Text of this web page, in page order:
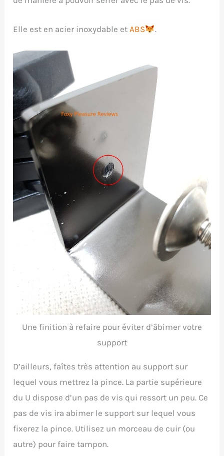
Elle est en acier inoxydable etABS .
Une finition à refaire pour éviter d’âbimer votre
support
D’ailleurs, faîtes très attention au support sur
lequel vous mettrez la pince. La partie supérieure
du U dispose d’un pas de vis qui ressort un peu. Ce
pas de vis ira abimer le support sur lequel vous
fixerez la pince. Utilisez un morceau de cuir (ou
autre) pour faire tampon.